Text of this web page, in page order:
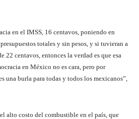
en el IMSS, 16 centavos, poniendo en
totales y sin pesos, y si tuvieran a
22 centavos, entonces la verdad es que esa
en México no es cara, pero por
una burla para todas y todos los mexicanos”,
alto costo del combustible en el país, que